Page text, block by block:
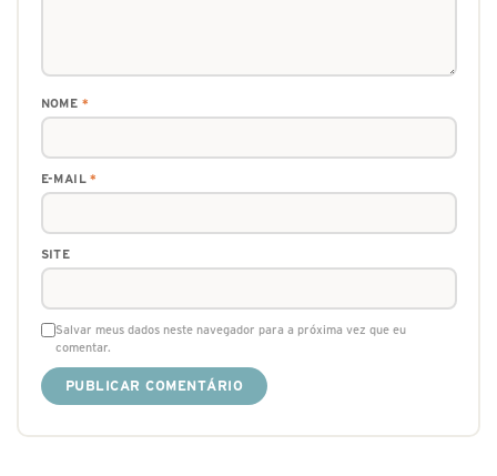
NOME *
E-MAIL*
SITE
Salvar meus dados neste navegador para a próxima vez que eu
comentar.